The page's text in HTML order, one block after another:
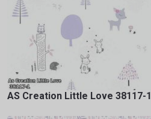
AS Creation Little Love 38117-1